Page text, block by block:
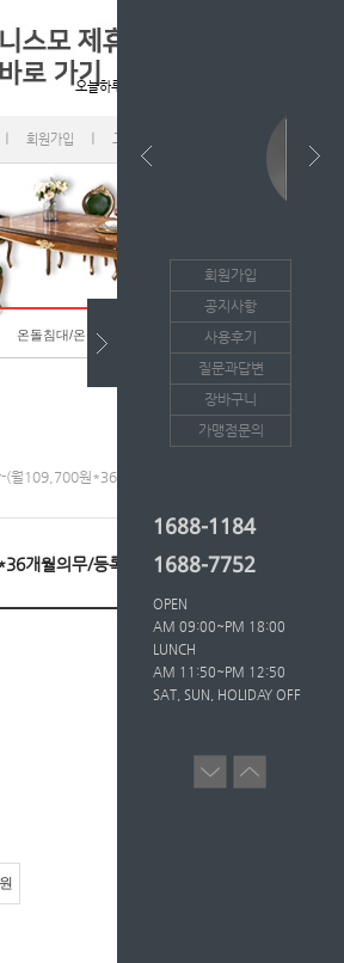
오늘하루 열지않음
회원가입 고객센터
온돌침대/온돌소파
109,700원*36개월의무/등록비면제)
개월의무/등록비면
원
회원가입
공지사항
사용후기
질문과답변
장바구니
가맹점문의
1688-1184
1688-7752
OPEN
AM 09:00~PM 18:00
LUNCH
AM 11:50~PM 12:50
SAT, SUN, HOLIDAY OFF